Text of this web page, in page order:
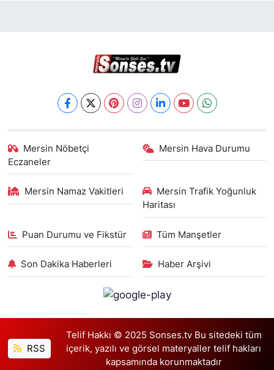
Mersin Nöbetçi
Eczaneler
Mersin Hava Durumu
Mersin Namaz Vakitleri
Mersin Trafik Yoğunluk
Haritası
Puan Durumu ve Fikstür Tüm Manşetler
Son Dakika Haberleri Haber Arşivi
RSS
Telif Hakkı © 2025 Sonses.tv Bu sitedeki tüm
içerik, yazılı ve görsel materyaller telif hakları
kapsamında korunmaktadır